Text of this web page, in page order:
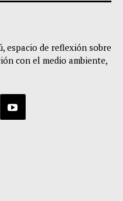
espacio de reflexión sobre
con el medio ambiente,